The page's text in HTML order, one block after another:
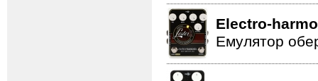
Electro-
Емулятор